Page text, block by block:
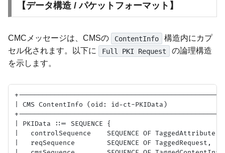
【データ構造 / パケットフォーマット】
CMCメッセージは、CMSの ContentInfo
構造内にカプ
セル化されます。以下に
Full PKI Request
の論理構造
を示します。
| CMS ContentInfo (oid: id-ct-PKIData)
| PKIData ::= SEQUENCE {
|   controlSequence    SEQUENCE OF
|   reqSequence        SEQUENCE OF